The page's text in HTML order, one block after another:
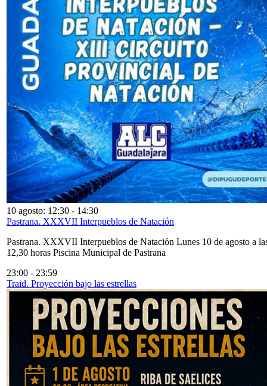
10 agosto: 12:30 - 14:30
Pastrana. XXXVII Interpueblos de Natación
Pastrana. XXXVII Interpueblos de Natación Lunes 10 de agosto a
12,30 horas Piscina Municipal de Pastrana
23:00 - 23:59
Traid. Proyección bajo las estrellas